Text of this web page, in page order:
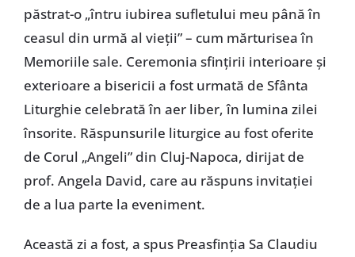
păstrat-o „întru iubirea sufletului meu până în
ceasul din urmă al vieții” – cum mărturisea în
Memoriile sale. Ceremonia sfințirii interioare și
exterioare a bisericii a fost urmată de Sfânta
Liturghie celebrată în aer liber, în lumina zilei
însorite. Răspunsurile liturgice au fost oferite
de Corul „Angeli” din Cluj-Napoca, dirijat de
prof. Angela David, care au răspuns invitației
de a lua parte la eveniment.
Această zi a fost, a spus Preasfinția Sa Claudiu